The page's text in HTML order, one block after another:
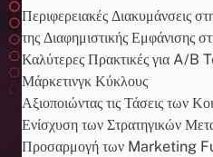
Περιφερειακές Διακυμάνσεις
της Διαφημιστικής Εμφάνισης
Καλύτερες Πρακτικές για A/B
Μάρκετινγκ Κύκλους
Αξιοποιώντας τις Τάσεις των
Ενίσχυση των Στρατηγικών
Προσαρμογή των Marketing